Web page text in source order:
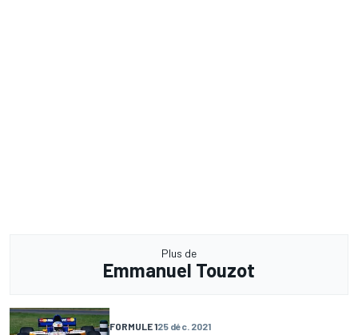
Plus de
Emmanuel Touzot
FORMULE 125 déc. 2021